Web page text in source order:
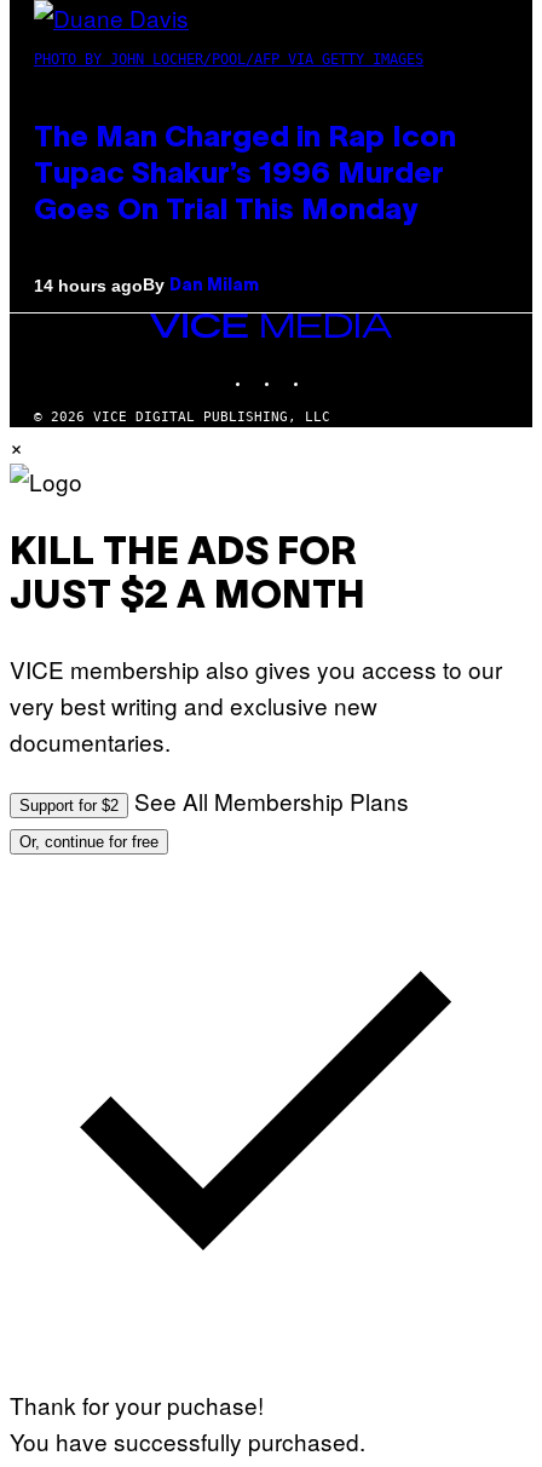
PHOTO BY JOHN LOCHER/POOL/AFP VIA GETTY IMAGES
The Man Charged in Rap Icon
Tupac Shakur’s 1996 Murder
Goes On Trial This Monday
14 hours agoBy Dan Milam
VICE
MEDIA
© 2026 VICE DIGITAL PUBLISHING, LLC
×
KILL THE ADS FOR
JUST $2 A MONTH
VICE membership also gives you access to our
very best writing and exclusive new
documentaries.
Support for $2 See All Membership Plans
Or, continue for free
Thank for your puchase!
You have successfully purchased.